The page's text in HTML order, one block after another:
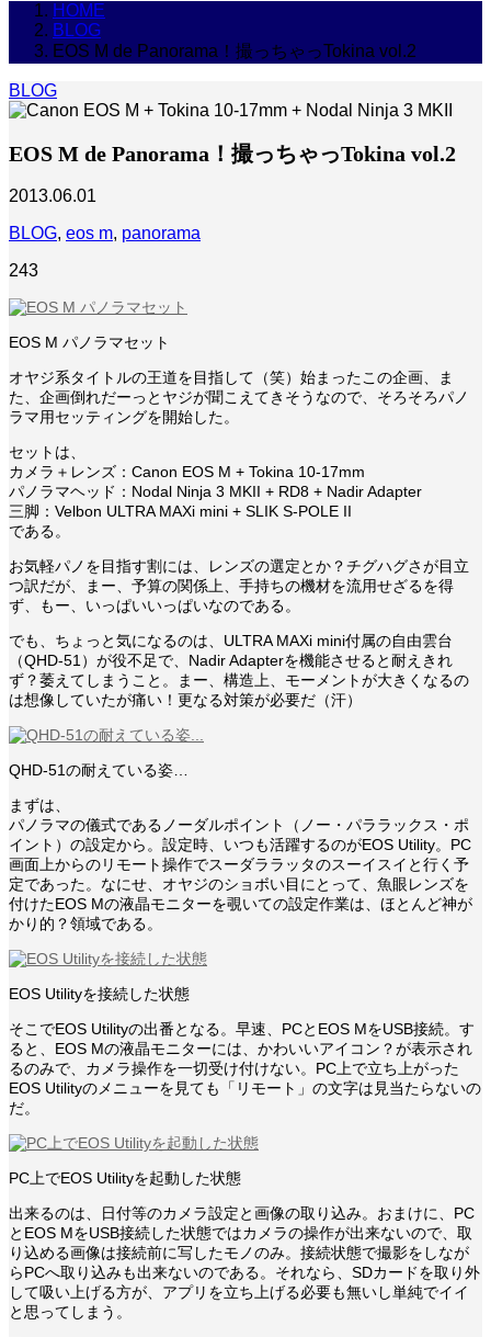
HOME
BLOG
EOS M de Panorama！撮っちゃっTokina vol.2
BLOG
EOS M de Panorama！撮っちゃっTokina vol.2
2013.06.01
BLOG, eos m, panorama
243
EOS M パノラマセット
オヤジ系タイトルの王道を目指して（笑）始まったこの企画、ま
た、企画倒れだーっとヤジが聞こえてきそうなので、そろそろパノ
ラマ用セッティングを開始した。
セットは、
カメラ＋レンズ：Canon EOS M + Tokina 10-17mm
パノラマヘッド：Nodal Ninja 3 MKII + RD8 + Nadir Adapter
三脚：Velbon ULTRA MAXi mini + SLIK S-POLE II
である。
お気軽パノを目指す割には、レンズの選定とか？チグハグさが目立
つ訳だが、まー、予算の関係上、手持ちの機材を流用せざるを得
ず、もー、いっぱいいっぱいなのである。
でも、ちょっと気になるのは、ULTRA MAXi mini付属の自由雲台
（QHD-51）が役不足で、Nadir Adapterを機能させると耐えきれ
ず？萎えてしまうこと。まー、構造上、モーメントが大きくなるの
は想像していたが痛い！更なる対策が必要だ（汗）
QHD-51の耐えている姿…
まずは、
パノラマの儀式であるノーダルポイント（ノー・パララックス・ポ
イント）の設定から。設定時、いつも活躍するのがEOS Utility。PC
画面上からのリモート操作でスーダララッタのスーイスイと行く予
定であった。なにせ、オヤジのショボい目にとって、魚眼レンズを
付けたEOS Mの液晶モニターを覗いての設定作業は、ほとんど神が
かり的？領域である。
EOS Utilityを接続した状態
そこでEOS Utilityの出番となる。早速、PCとEOS MをUSB接続。す
ると、EOS Mの液晶モニターには、かわいいアイコン？が表示され
るのみで、カメラ操作を一切受け付けない。PC上で立ち上がった
EOS Utilityのメニューを見ても「リモート」の文字は見当たらないの
だ。
PC上でEOS Utilityを起動した状態
出来るのは、日付等のカメラ設定と画像の取り込み。おまけに、PC
とEOS MをUSB接続した状態ではカメラの操作が出来ないので、取
り込める画像は接続前に写したモノのみ。接続状態で撮影をしなが
らPCへ取り込みも出来ないのである。それなら、SDカードを取り外
して吸い上げる方が、アプリを立ち上げる必要も無いし単純でイイ
と思ってしまう。